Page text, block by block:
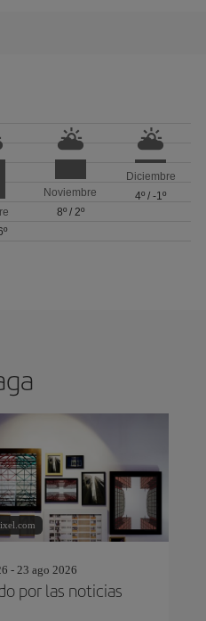
Noviembre
8º/ 2º
Diciembre
4º /-1º
- 23 ago 2026
por las noticias